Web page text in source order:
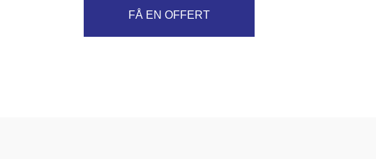
FÅ EN OFFERT